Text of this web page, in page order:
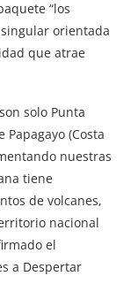
“los
orientada
que atrae
solo Punta
Papagayo (Costa
nuestras
tiene
de volcanes,
nacional
el
a Despertar